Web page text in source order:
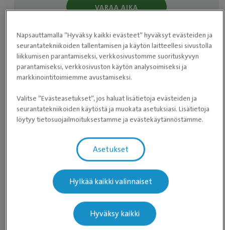
VARAA AIKA
Aukioloajat
Tiistai
08:00 ­- 20:00
Keskiviikko
08:00 ­- 20:00
Lauantai
Napsauttamalla ”Hyväksy kaikki evästeet” hyväksyt evästeiden ja
seurantatekniikoiden tallentamisen ja käytön laitteellesi sivustolla
liikkumisen parantamiseksi, verkkosivustomme suorituskyvyn
parantamiseksi, verkkosivuston käytön analysoimiseksi ja
markkinointitoimiemme avustamiseksi.
Valitse ”Evästeasetukset”, jos haluat lisätietoja evästeiden ja
seurantatekniikoiden käytöstä ja muokata asetuksiasi. Lisätietoja
löytyy tietosuojailmoituksestamme ja evästekäytännöstämme.
Asetukset
Hylkää kaikki valinnaiset
Hyväksy kaikki